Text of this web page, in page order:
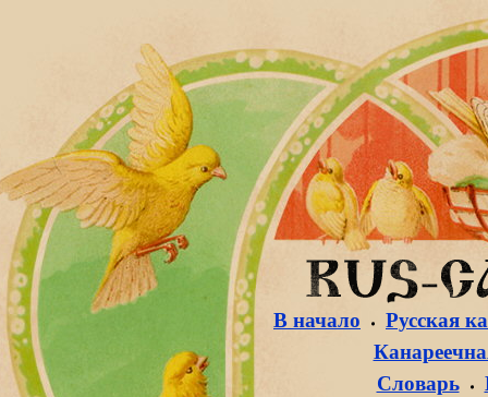
В начало
Русская
Словарь